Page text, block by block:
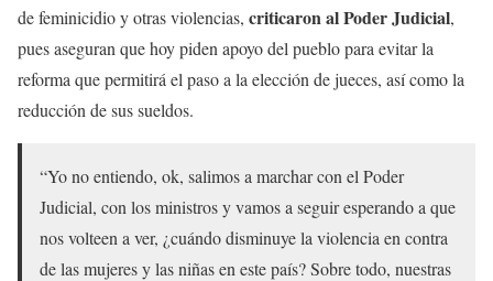
de feminicidio y otras violencias, criticaron al Poder Judicial,
pues aseguran que hoy piden apoyo del pueblo para evitar la
reforma que permitirá el paso a la elección de jueces, así como la
reducción de sus sueldos.
“Yo no entiendo, ok, salimos a marchar con el Poder
Judicial, con los ministros y vamos a seguir esperando a que
nos volteen a ver, ¿cuándo disminuye la violencia en contra
de las mujeres y las niñas en este país? Sobre todo, nuestras